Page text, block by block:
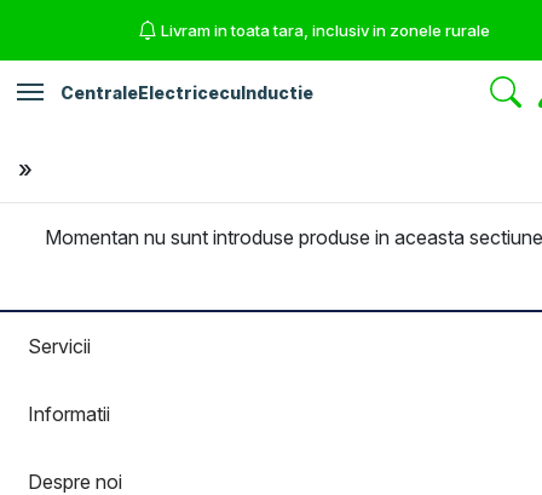
Livram in toata tara, inclusiv in zonele rurale
Toggle navigation
CentraleElectricecuInductie
»
Momentan nu sunt introduse produse in aceasta
Servicii
Informatii
Despre noi